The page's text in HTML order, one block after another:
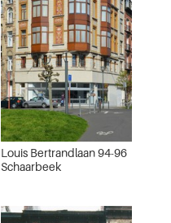
Louis Bertrandlaan 94-96
Schaarbeek